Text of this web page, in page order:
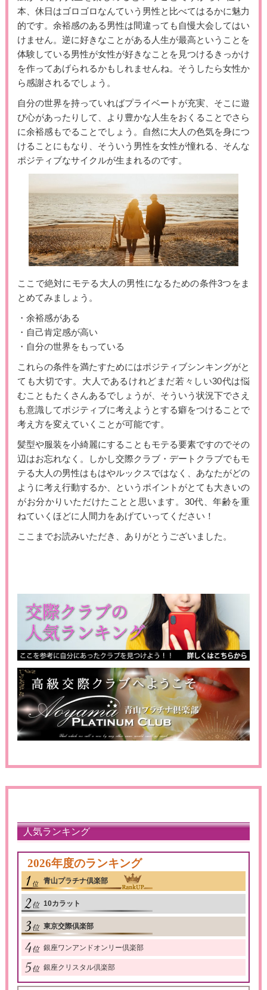
本、休日はゴロゴロなんていう男性と比べてはるかに魅力
的です。余裕感のある男性は間違っても自慢大会してはい
けません。逆に好きなことがある人生が最高ということを
体験している男性が女性が好きなことを見つけるきっかけ
を作ってあげられるかもしれませんね。そうしたら女性か
ら感謝されるでしょう。
自分の世界を持っていればプライベートが充実、そこに遊
び心があったりして、より豊かな人生をおくることでさら
に余裕感もでることでしょう。自然に大人の色気を身につ
けることにもなり、そういう男性を女性が憧れる、そんな
ポジティブなサイクルが生まれるのです。
ここで絶対にモテる大人の男性になるための条件3つをま
とめてみましょう。
・余裕感がある
・自己肯定感が高い
・自分の世界をもっている
これらの条件を満たすためにはポジティブシンキングがと
ても大切です。大人であるけれどまだ若々しい30代は悩
むこともたくさんあるでしょうが、そういう状況下でさえ
も意識してポジティブに考えようとする癖をつけることで
考え方を変えていくことが可能です。
髪型や服装を小綺麗にすることもモテる要素ですのでその
辺はお忘れなく。しかし交際クラブ・デートクラブでもモ
テる大人の男性はもはやルックスではなく、あなたがどの
ように考え行動するか、というポイントがとても大きいの
がお分かりいただけたことと思います。30代、年齢を重
ねていくほどに人間力をあげていってください！
ここまでお読みいただき、ありがとうございました。
人気ランキング
2026年度のランキング
青山プラチナ倶楽部
10カラット
東京交際倶楽部
銀座ワンアンドオンリー倶楽部
銀座クリスタル倶楽部